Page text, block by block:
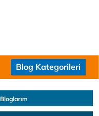
Blog Kategorileri
Bloglarım